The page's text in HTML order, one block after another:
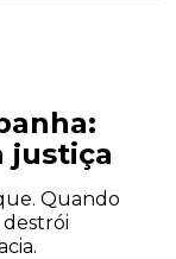
justiça
Quando
destrói